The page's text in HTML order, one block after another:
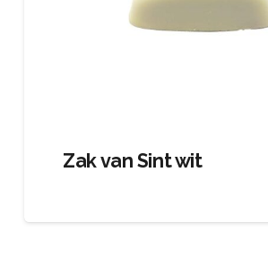
Zak van Sint wit